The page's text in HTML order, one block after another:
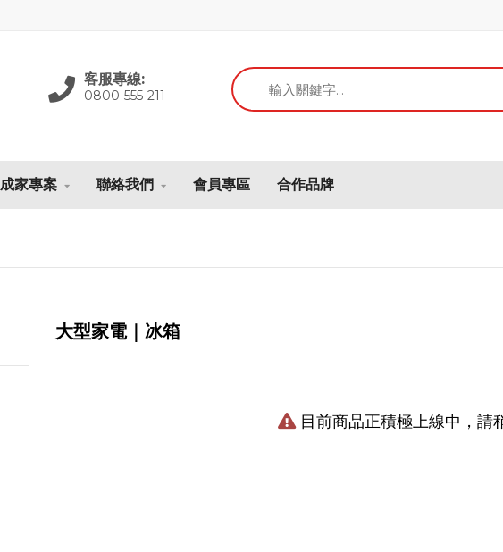
客服專線:
0800-555-211
成家專案 聯絡我們 會員專區 合作品牌
大型家電｜冰箱
目前商品正積極上線中，請